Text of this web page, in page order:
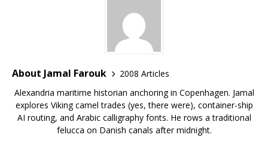
About Jamal Farouk
2008 Articles
Alexandria maritime historian anchoring in Copenhagen. Jamal
explores Viking camel trades (yes, there were), container-ship
AI routing, and Arabic calligraphy fonts. He rows a traditional
felucca on Danish canals after midnight.